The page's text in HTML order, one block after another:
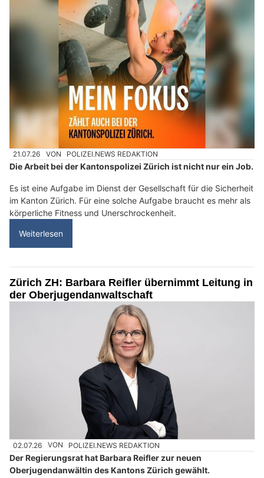
21.07.26 VON POLIZEI.NEWS REDAKTION
Die Arbeit bei der Kantonspolizei Zürich ist nicht nur ein Job.
Es ist eine Aufgabe im Dienst der Gesellschaft für die Sicherheit
im Kanton Zürich. Für eine solche Aufgabe braucht es mehr als
körperliche Fitness und Unerschrockenheit.
Weiterlesen
Zürich ZH: Barbara Reifler übernimmt Leitung in
der Oberjugendanwaltschaft
02.07.26 VON POLIZEI.NEWS REDAKTION
Der Regierungsrat hat Barbara Reifler zur neuen
Oberjugendanwältin des Kantons Zürich gewählt.